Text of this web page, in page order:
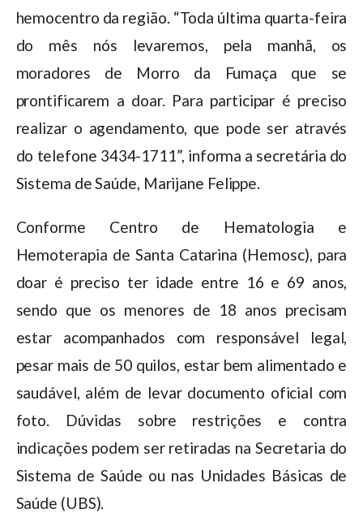
hemocentro da região. “Toda última quarta-feira
do mês nós levaremos, pela manhã, os
moradores de Morro da Fumaça que se
prontificarem a doar. Para participar é preciso
realizar o agendamento, que pode ser através
do telefone 3434-1711”, informa a secretária do
Sistema de Saúde, Marijane Felippe.
Conforme Centro de Hematologia e
Hemoterapia de Santa Catarina (Hemosc), para
doar é preciso ter idade entre 16 e 69 anos,
sendo que os menores de 18 anos precisam
estar acompanhados com responsável legal,
pesar mais de 50 quilos, estar bem alimentado e
saudável, além de levar documento oficial com
foto. Dúvidas sobre restrições e contra
indicações podem ser retiradas na Secretaria do
Sistema de Saúde ou nas Unidades Básicas de
Saúde (UBS).